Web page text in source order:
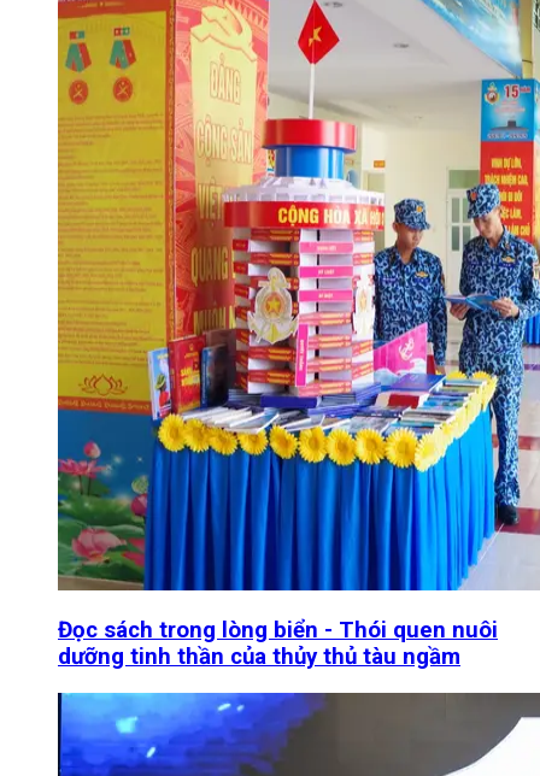
Đọc sách trong lòng biển - Thói quen nuôi
dưỡng tinh thần của thủy thủ tàu ngầm